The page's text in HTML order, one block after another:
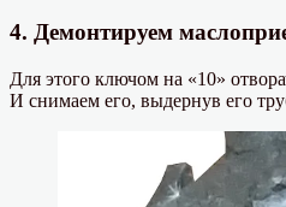
4. Демонтируем
Для этого ключом на «10»
И снимаем его, выдернув его